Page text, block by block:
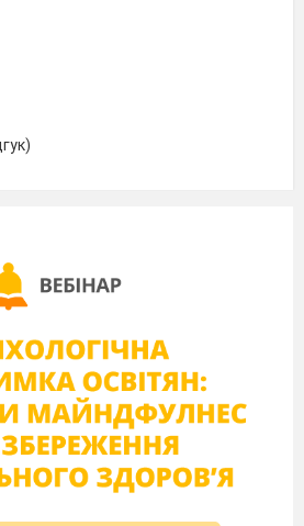
У бібліотеці? І т.д.
на запитання.
поведінки в шкільних
знаємо багато правил
у школі в цілому і в
дні навчального
можуть знаходитися на
можна заходити у
ходити спокійно, щоб
поспішаючи;